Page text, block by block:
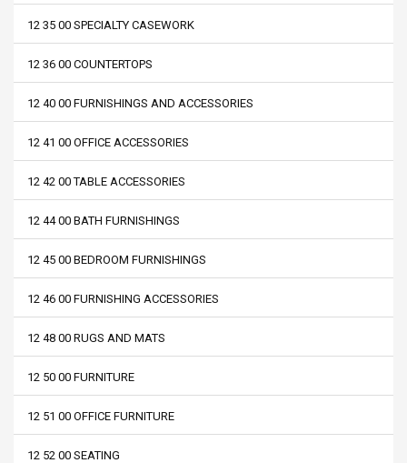
12 35 00 SPECIALTY CASEWORK
12 36 00 COUNTERTOPS
12 40 00 FURNISHINGS AND ACCESSORIES
12 41 00 OFFICE ACCESSORIES
12 42 00 TABLE ACCESSORIES
12 44 00 BATH FURNISHINGS
12 45 00 BEDROOM FURNISHINGS
12 46 00 FURNISHING ACCESSORIES
12 48 00 RUGS AND MATS
12 50 00 FURNITURE
12 51 00 OFFICE FURNITURE
12 52 00 SEATING